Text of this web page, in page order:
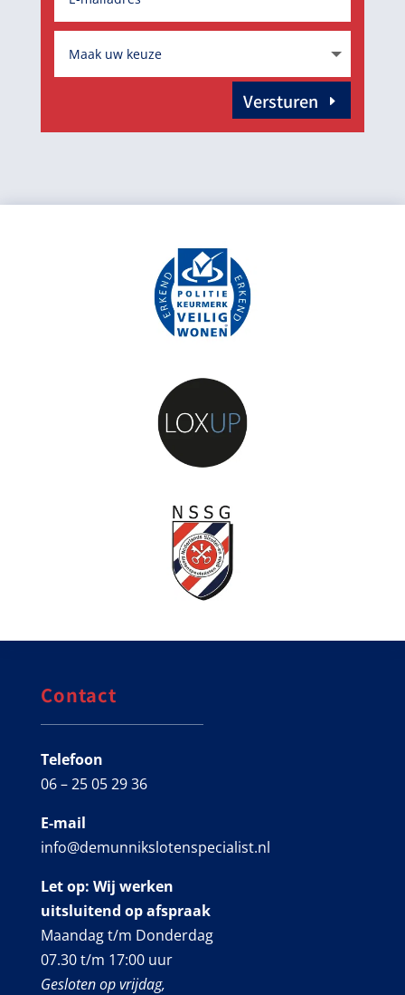
Versturen
Contact
Telefoon
06 – 25 05 29 36
E-mail
info@demunnikslotenspecialist.nl
Let op: Wij werken
uitsluitend op afspraak
Maandag t/m Donderdag
07.30 t/m 17:00 uur
Gesloten op vrijdag,